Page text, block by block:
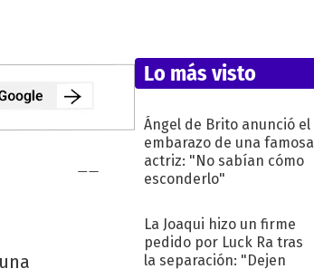
Lo más visto
Ángel de Brito anunció el
embarazo de una famosa
actriz: "No sabían cómo
esconderlo"
La Joaqui hizo un firme
pedido por Luck Ra tras
la separación: "Dejen